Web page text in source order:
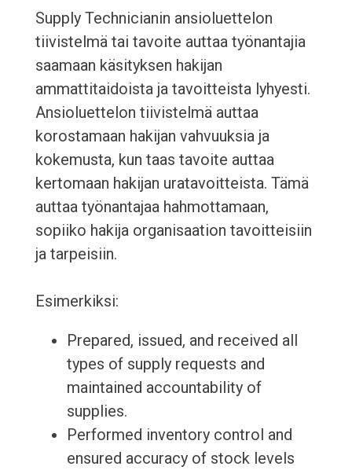
Supply Technicianin ansioluettelon
tiivistelmä tai tavoite auttaa työnantajia
saamaan käsityksen hakijan
ammattitaidoista ja tavoitteista lyhyesti.
Ansioluettelon tiivistelmä auttaa
korostamaan hakijan vahvuuksia ja
kokemusta, kun taas tavoite auttaa
kertomaan hakijan uratavoitteista. Tämä
auttaa työnantajaa hahmottamaan,
sopiiko hakija organisaation tavoitteisiin
ja tarpeisiin.
Esimerkiksi:
Prepared, issued, and received all
types of supply requests and
maintained accountability of
supplies.
Performed inventory control and
ensured accuracy of stock levels